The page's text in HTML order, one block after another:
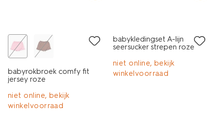
babyrokbroek comfy fit
jersey roze
niet online, bekijk
winkelvoorraad
babykledingset A-lijn
seersucker strepen roze
niet online, bekijk
winkelvoorraad